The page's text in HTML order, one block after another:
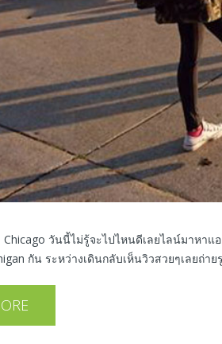
Chicago วันนี้ไม่รู้จะไปไหนดีเลยไลน์มาหา
กัน ระหว่างเดินกลับเห็นวิวสวยๆเลยถ่า